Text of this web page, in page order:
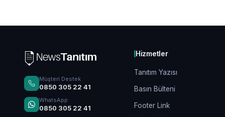
Müşteri Destek
0850 305 22 41
WhatsApp
0850 305 22 41
Hizmetler
Tanıtım Yazısı
Basın Bülteni
Footer Link